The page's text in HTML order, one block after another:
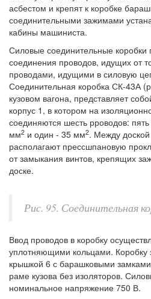
асбестом и крепят к коробке
соединительными зажимами
кабины машиниста.
Силовые соединительные коробки
соединения проводов, идущих от
проводами, идущими в силовую
Соединительная коробка СК-43А
кузовом вагона, представляет
корпус 1, в котором на
соединяются шесть рроводов:
мм2 и один - 35 мм2. Между
располагают прессшпановую
от замыкания винтов, крепящих
доске.
Рис. 95. Соединительная
Ввод проводов в коробку
уплотняющими кольцами. Коробку
крышкой 6 с барашковыми
раме кузова без изоляторов.
номинальное напряжение 750 В.